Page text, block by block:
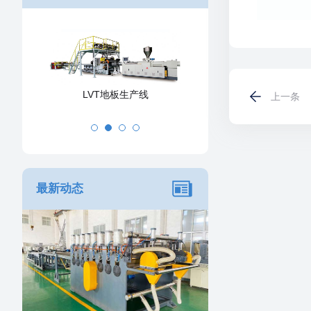
LVT地板生产线 PVC发泡
最新动态
上一条